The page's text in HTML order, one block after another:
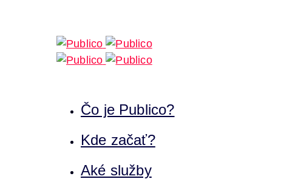
Čo je Publico?
Kde začať?
Aké služby